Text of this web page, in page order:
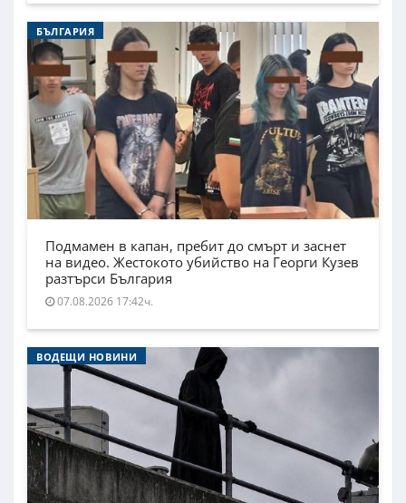
БЪЛГАРИЯ
Подмамен в капан, пребит до смърт и заснет
на видео. Жестокото убийство на Георги Кузев
разтърси България
07.08.2026 17:42ч.
ВОДЕЩИ НОВИНИ